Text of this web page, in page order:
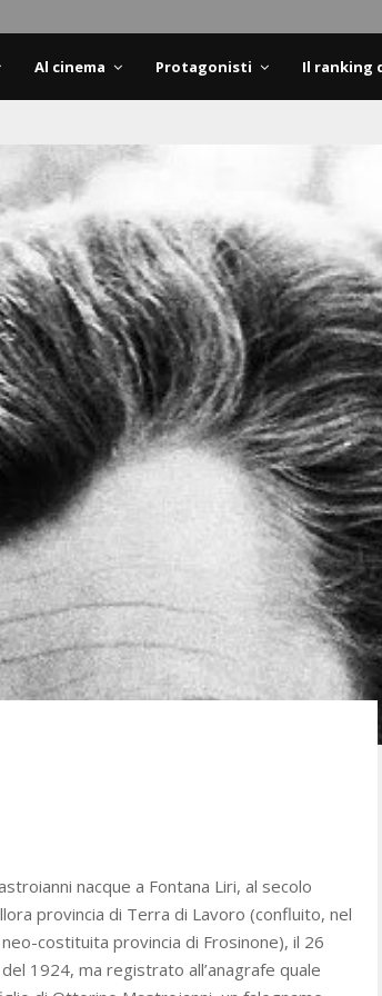
Al cinema Protagonisti Il ranking
nacque a Fontana Liri, al secolo
provincia di Terra di Lavoro (confluito, nel
costituita provincia di Frosinone), il 26
1924, ma registrato all’anagrafe quale